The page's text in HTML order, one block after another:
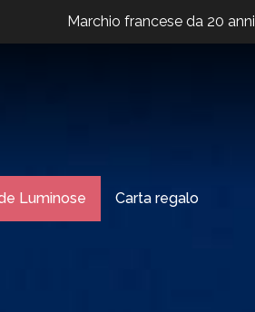
Marchio francese da 20 anni
Luminose Carta regalo